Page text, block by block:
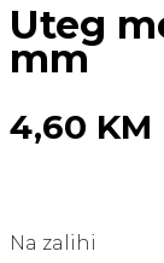
Uteg
mm
4,60 KM
Na zalihi